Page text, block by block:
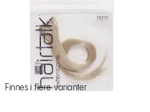
Finnes i flere varianter